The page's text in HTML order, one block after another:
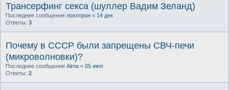
Трансерфинг секса (шуллер Вадим Зеланд)
Последнее сообщение лохотрон « 14 дек
Ответы: 3
Почему в СССР были запрещены СВЧ-печи
(микроволновки)?
Последнее сообщение Alma « 05 июл
Ответы: 2